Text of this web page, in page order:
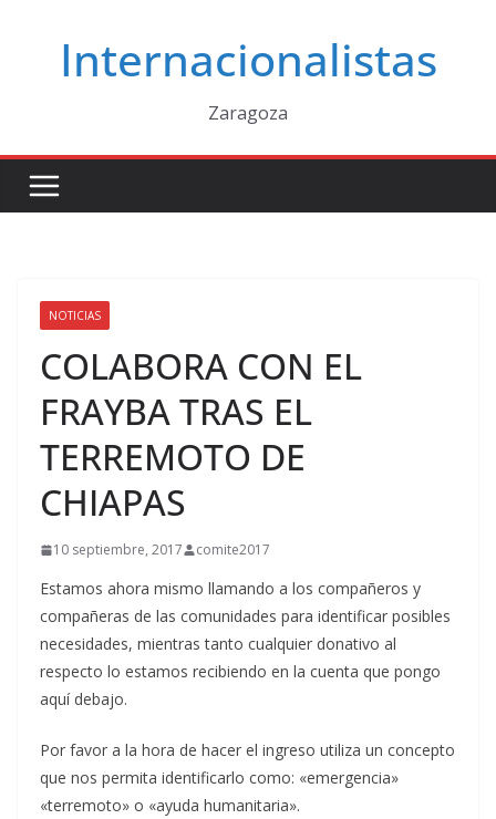
contenidoInternacionalistas
Zaragoza
NOTICIAS
COLABORA CON EL
FRAYBA TRAS EL
TERREMOTO DE
CHIAPAS
10 septiembre, 2017 comite2017
Estamos ahora mismo llamando a los compañeros y
compañeras de las comunidades para identificar posibles
necesidades, mientras tanto cualquier donativo al
respecto lo estamos recibiendo en la cuenta que pongo
aquí debajo.
Por favor a la hora de hacer el ingreso utiliza un concepto
que nos permita identificarlo como: «emergencia»
«terremoto» o «ayuda humanitaria».